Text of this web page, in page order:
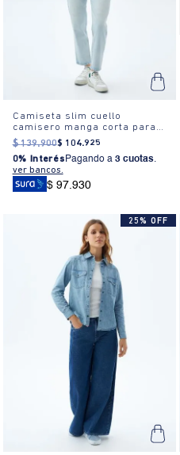
Camiseta slim cuello
camisero manga corta para
mujer
$ 139.900$ 104.925
0% Interés Pagando a 3 cuotas.
ver bancos.
$ 97.930
25% OFF